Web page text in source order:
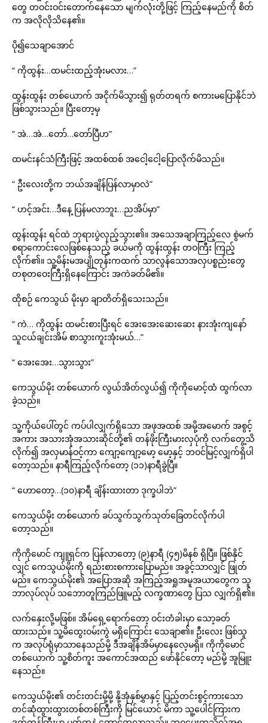
တွေ တဝင်းဝင်းတောက်နေသော မျက်လုံးတို့ဖြင့် ကြည့်နေမည်ကို စိတ်
က အလိုလိုသိနေ၏။
ပို၍သေချာအောင်
“ ကိုထွန်း…ထမင်းထည့်အုံးမလား…”
ထွန်းထွန်း တစ်ယောက် အငိုက်မိသွား၍ ရုတ်တရက် စကားမပြောနိုင်ဘဲ
ဖြစ်သွားသည်။ ပြီးတော့မှ
“ အဲ…အဲ…တော်…တော်ပြီဟ”
ထမင်းနင်သံကြီးဖြင့် အထစ်ထစ် အငေါ့ငေါ့ပြောလိုက်မိသည်။
“ ဦးလေးတို့က ဘယ်အချိန်ပြန်လာမှာလဲ”
“ ဟင့်အင်း…ဒီနေ့ ပြန်မလာဘူး…ညအိပ်မှာ”
ထွန်းထွန်း ရင်ထဲ ဘုရားပွဲလှည့်သွား၏။ အသေအချာကြည့်လေ စွဲမက်
စရာကောင်းလေဖြစ်နေသည့် ခယ်မကို ထွန်းထွန်း တဝကြီး ကြည့်
လိုက်၏။ သူ့မိန်းမအပျိုတုန်းကထက် သာလွန်သောအလှပစ္စည်းတွေ
တစုတဝေးကြီးရှိနေကြောင်း အကဲခတ်မိ၏။
ထိုစဉ် ကေသွယ် မိုးမှာ ချာတိတ်ရှိသေးသည်။
“ ကဲ… ကိုထွန်း ထမင်းစားပြီးရင် အေးအေးဆေးဆေး နားအုံးကျနော်
သူငယ်ချင်းအိမ် စာသွားကူးအုံးမယ်…”
“ အေးအေး…သွားသွား”
ကေသွယ်မိုး တစ်ယောက် လွယ်အိတ်လွယ်၍ ကိုကိုမောင့်ထံ ထွက်လာ
ခဲ့သည်။
သူ့ကိုယ်ပေါ်တွင် ကပ်ပါလျှက်ရှိသော အဖုအထစ် အမို့အမောက် အစွင့်
အကား အသားအုံအသားဆိုင်တို့၏ တန်ဖိုးကြီးမားလှပုံကို လက်တွေ့သိ
လိုက်၍ အလှမာန်ဝင့်ကာ ကျော့ကျော့မော့ မော့နှင့် ဘဝင်မြင့်လျှက်ရှိပါ
တော့သည်။ နာရီကြည့်လိုက်တော့ (၁၁)နာရီခွဲပြီ။
“ ဟောတော့…(၁၀)နာရီ ချိန်းထားတာ ဒုက္ခပါဘဲ”
ကေသွယ်မိုး တစ်ယောက် ခပ်သွက်သွက်သုတ်ခြေတင်လိုက်ပါ
တော့သည်။
ကိုကိုမောင် ကျူရှင်က ပြန်လာတော့ (၉)နာရီ (၄၅)မိနစ် ရှိပြီ။ ဖြစ်နိုင်
လျှင် ကေသွယ်မိုးကို ရည်းစားစကားပြောမည်။ အခွင့်သာလျှင် ဖြုတ်
မည်။ ကေသွယ်မိုး၏ အပြောအဆို အကြည့်အရှုအမူအယာတွေက သူ
ဘာလုပ်လုပ် သဘောတူကြည်ဖြူမည့် လက္ခဏာတွေ ပြသ လျှက်ရှိ၏။
လက်နှေးလို့မဖြစ်။ အိမ်ရှေ့ရောက်တော့ ဝင်းတံခါးမှာ သော့ခတ်
ထားသည်။ သူ့မိထွေးဝမ်းကွဲ မရှိကြောင်း သေချာ၏။ ဦးလေး ဖြစ်သူ
က အလုပ်ရုံမှာသာနေသည်မို့ ဒီအချိန်အိမ်မှာနေလေ့မရှိ။ ကိုကိုမောင်
တစ်ယောက် သူ့စိတ်ကူး အကောင်အထည် ဖော်နိုင်တော့ မည်မို့ အူမြူး
နေသည်။
ကေသွယ်မိုး၏ တင်းတင်းမို့မို့ နို့အုံနှစ်မွှာနှင့် ပြည့်တင်းစွင့်ကားသော
တင်ဆုံထွားထွားတစ်တစ်ကြီးကို မြင်ယောင် မိကာ သူ့ပေါင်ကြားက